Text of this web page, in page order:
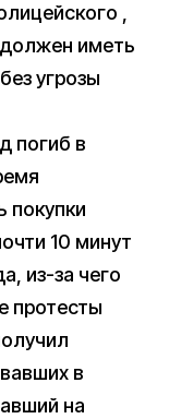
,
иметь
угрозы
погиб в
покупки
10 минут
из-за чего
протесты
в
на